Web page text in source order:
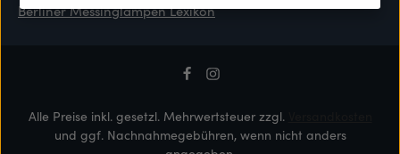
Berliner Messinglampen Lexikon
Alle Preise inkl. gesetzl. Mehrwertsteuer zzgl.
und ggf. Nachnahmegebühren, wenn nicht anders